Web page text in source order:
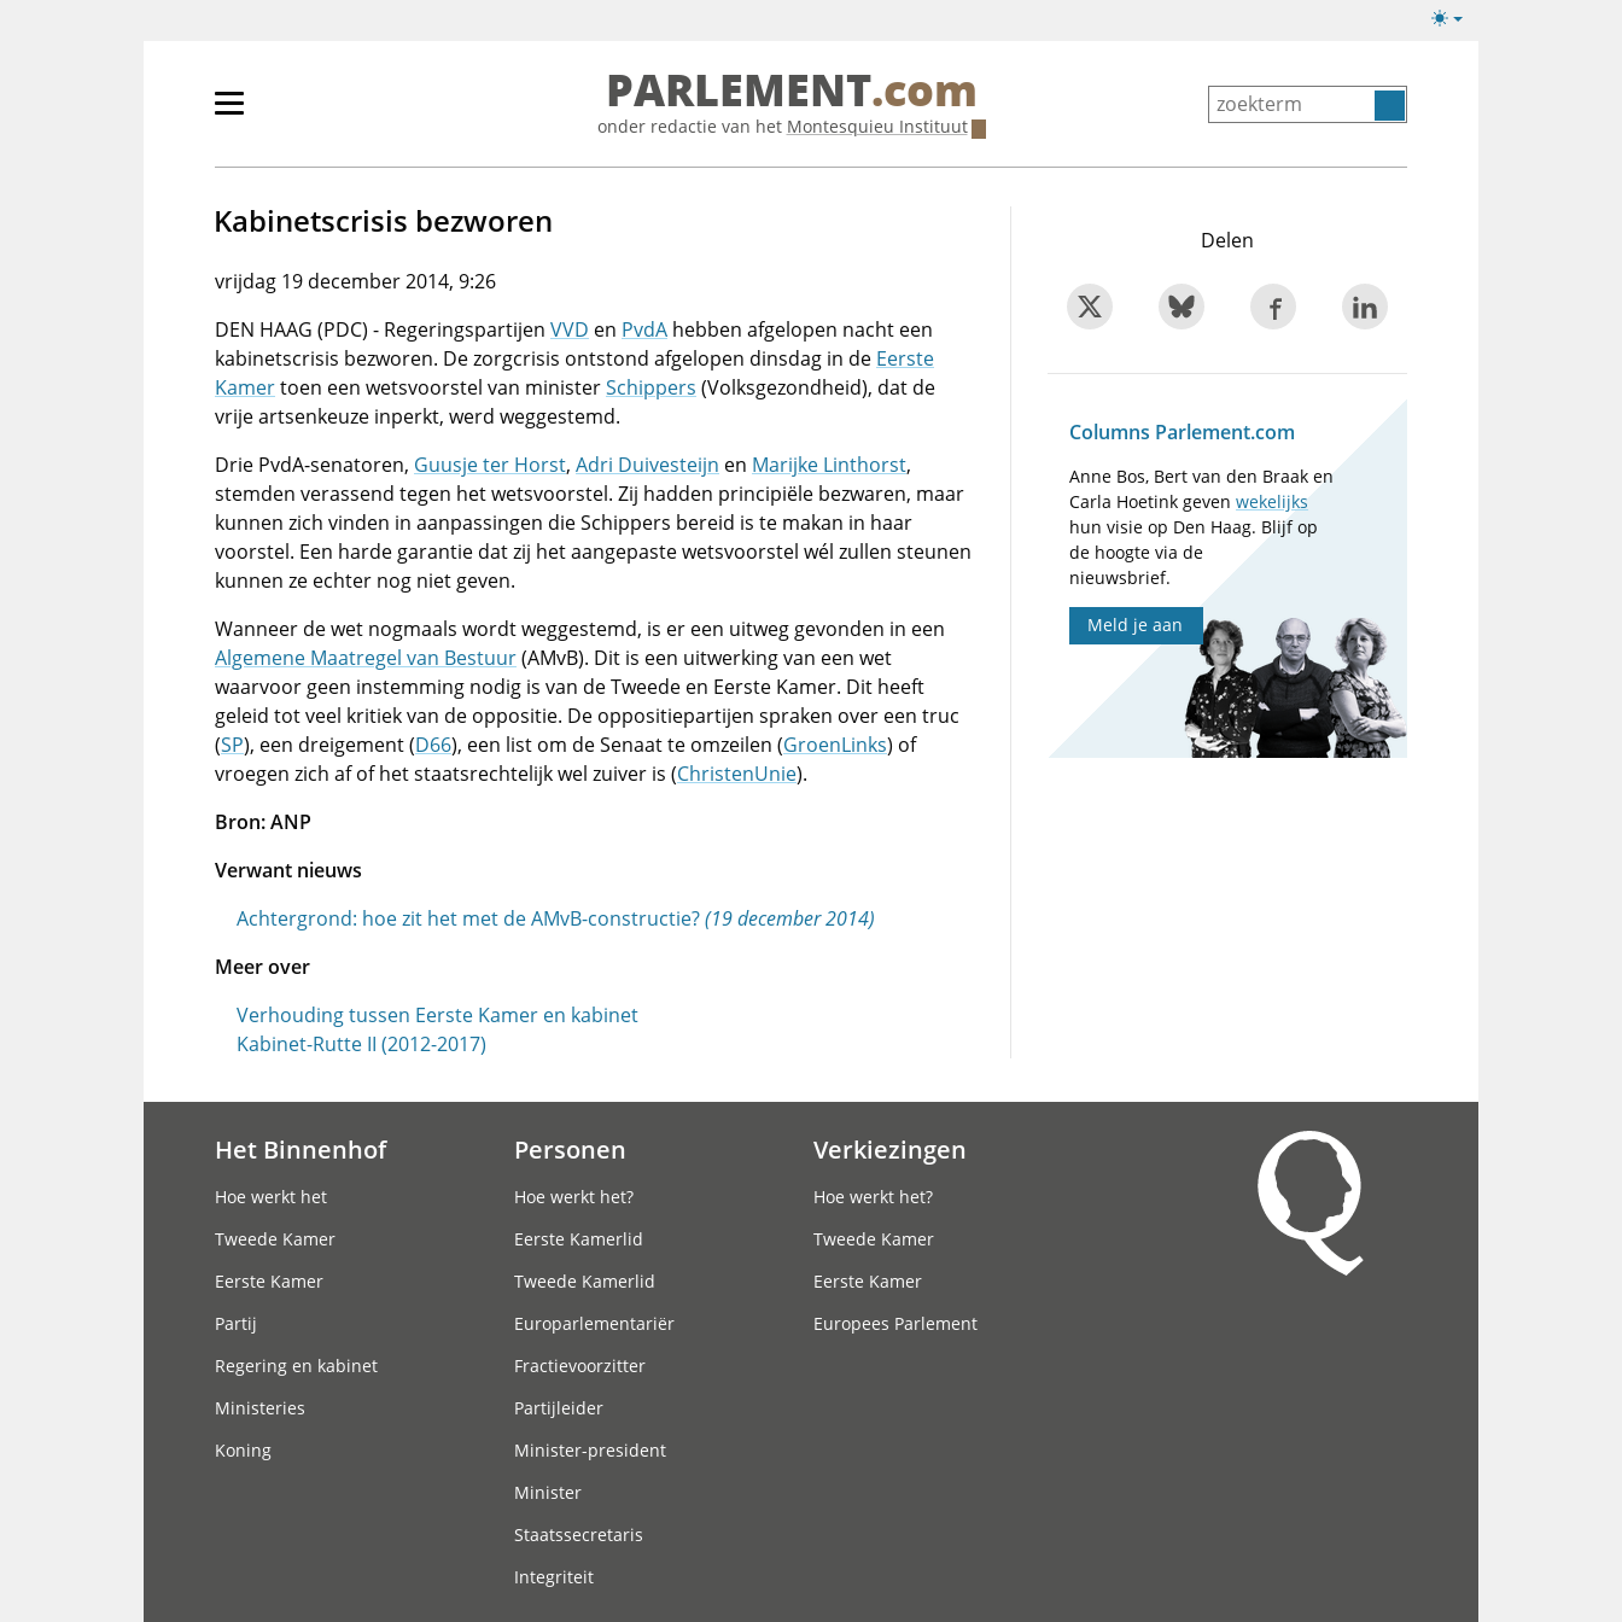
Lichte/donkere
Primair
tonen/verbergen
PARLEMENT.com
onder redactie van het Montesquieu Instituut
Kabinetscrisis bezworen
vrijdag 19 december 2014, 9:26
DEN HAAG (PDC) - Regeringspartijen VVD en PvdA hebben afgelopen nacht een
kabinetscrisis bezworen. De zorgcrisis ontstond afgelopen dinsdag in de Eerste
Kamertoen een wetsvoorstel van ministerSchippers (Volksgezondheid), dat de
vrije artsenkeuze inperkt, werd weggestemd.
Drie PvdA-senatoren, Guusje ter Horst, Adri Duivesteijn en Marijke Linthorst,
stemden verassend tegen het wetsvoorstel. Zij hadden principiële bezwaren, maar
kunnen zich vinden in aanpassingen die Schippers bereid is te makan in haar
voorstel. Een harde garantie dat zij het aangepaste wetsvoorstel wél zullen steunen
kunnen ze echter nog niet geven.
Wanneer de wet nogmaals wordt weggestemd, is er een uitweg gevonden in een
Algemene Maatregel van Bestuur(AMvB). Dit is een uitwerking van een wet
waarvoor geen instemming nodig is van de Tweede en Eerste Kamer. Dit heeft
geleid tot veel kritiek van de oppositie. De oppositiepartijen spraken over een truc
(SP), een dreigement (D66), een list om de Senaat te omzeilen (GroenLinks) of
vroegen zich af of het staatsrechtelijk wel zuiver is (ChristenUnie).
Bron: ANP
Verwant nieuws
Achtergrond: hoe zit het met de AMvB-constructie?(19 december 2014)
Meer over
Verhouding tussen Eerste Kamer en kabinet
Kabinet-Rutte II (2012-2017)
Delen
Columns Parlement.com
Anne Bos, Bert van den Braak en
Carla Hoetink gevenwekelijks
hun visie op Den Haag. Blijf op
de hoogte via de
nieuwsbrief.
Meld je aan
Het Binnenhof
Hoe werkt het
Tweede Kamer
Eerste Kamer
Partij
Regering en kabinet
Ministeries
Koning
Personen
Hoe werkt het?
Eerste Kamerlid
Tweede Kamerlid
Europarlementariër
Fractievoorzitter
Partijleider
Minister-president
Minister
Staatssecretaris
Integriteit
Verkiezingen
Hoe werkt het?
Tweede Kamer
Eerste Kamer
Europees Parlement